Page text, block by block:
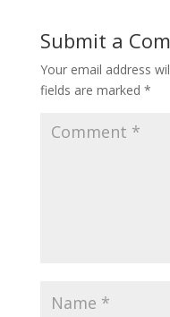
Submit a
Your email address
fields are marked *